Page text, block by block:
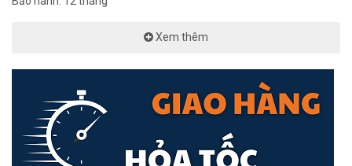
<Hotline: 0828.011.011 - (028)7300.2021 - VoHoang.vn
>>> Xem thêm: Các bộ phát wifi 4G chính hãng
Xem thêm